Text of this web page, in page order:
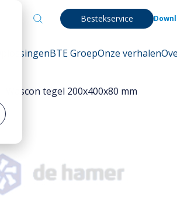
Bestekservice
OplossingenBTE GroepOnze verhalen
Wascon tegel 200x400x80 mm